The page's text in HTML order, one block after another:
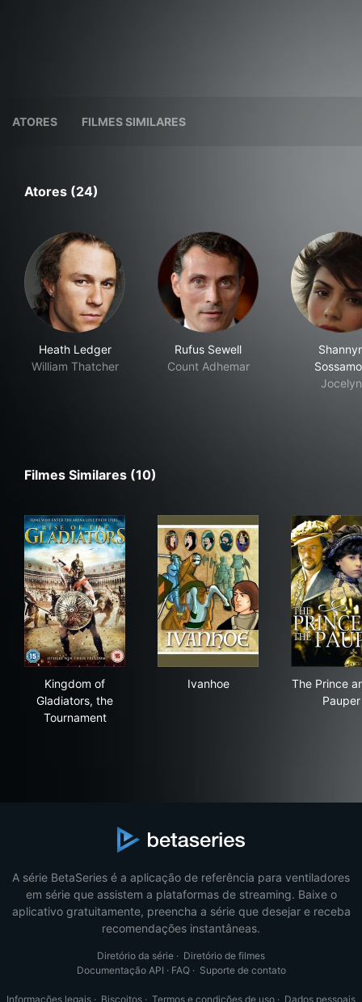
ATORES FILMES SIMILARES
Atores (24)
Heath Ledger
William Thatcher
Rufus Sewell
Count Adhemar
Jocelyn
Filmes Similares (10)
Kingdom of
Gladiators, the
Tournament
Ivanhoe
The Prince
Pauper
A série BetaSeries é a aplicação de referência para ventiladores
em série que assistem a plataformas de streaming. Baixe o
aplicativo gratuitamente, preencha a série que desejar e receba
recomendações instantâneas.
Diretório da série · Diretório de filmes
Documentação API · FAQ· Suporte de contato
Informações legais · Biscoitos · Termos e condições de uso · Dados pessoais